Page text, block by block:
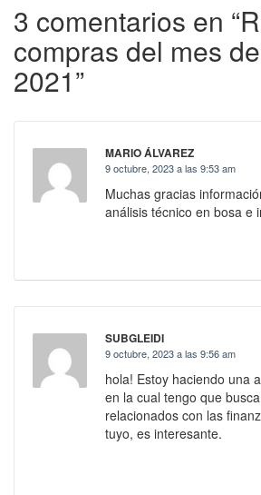
3 comentarios en
compras del mes
2021”
MARIO ÁLVAREZ
9 octubre, 2023 a las 9:53 am
Muchas gracias
análisis técnico en bosa e
SUBGLEIDI
9 octubre, 2023 a las 9:56 am
hola! Estoy haciendo una
en la cual tengo que
relacionados con las
tuyo, es interesante.